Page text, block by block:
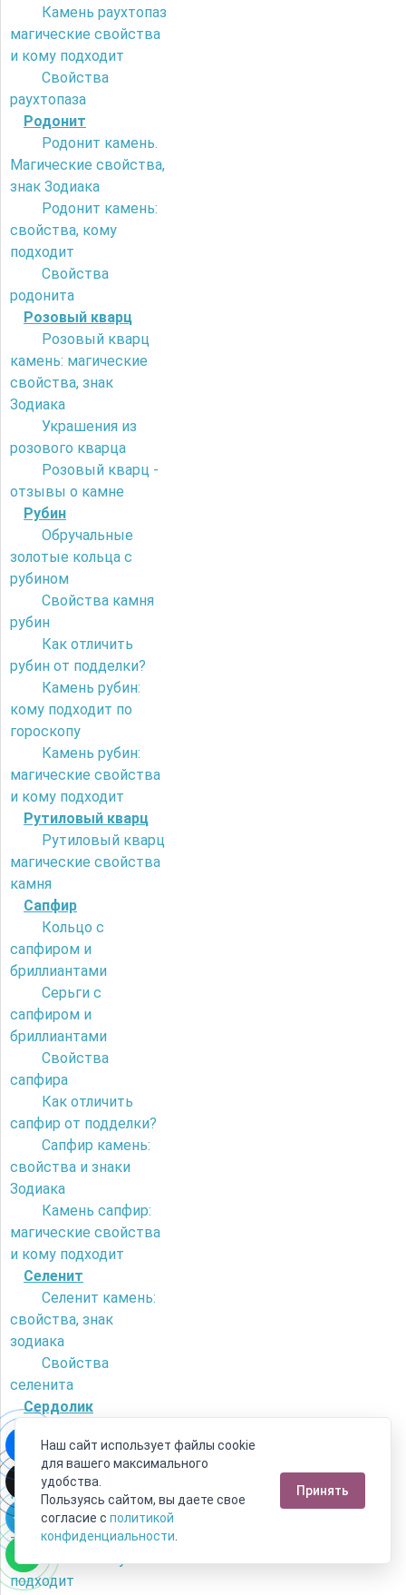
Камень раухтопаз
магические свойства
и кому подходит
Свойства
раухтопаза
Родонит
Родонит камень.
Магические свойства,
знак Зодиака
Родонит камень:
свойства, кому
подходит
Свойства
родонита
Розовый кварц
Розовый кварц
камень: магические
свойства, знак
Зодиака
Украшения из
розового кварца
Розовый кварц -
отзывы о камне
Рубин
Обручальные
золотые кольца с
рубином
Свойства камня
рубин
Как отличить
рубин от подделки?
Камень рубин:
кому подходит по
гороскопу
Камень рубин:
магические свойства
и кому подходит
Рутиловый кварц
Рутиловый кварц
магические свойства
камня
Сапфир
Кольцо с
сапфиром и
бриллиантами
Серьги с
сапфиром и
бриллиантами
Свойства
сапфира
Как отличить
сапфир от подделки?
Сапфир камень:
свойства и знаки
Зодиака
Камень сапфир:
магические свойства
и кому подходит
Селенит
Селенит камень:
свойства, знак
зодиака
Свойства
селенита
Сердолик
сердолик от
искусственного
камня?
Камень сердолик
- его магические
свойства и кому
подходит
Наш сайт использует файлы cookie
для вашего максимального
удобства.
Пользуясь сайтом, вы даете свое
согласие с политикой
конфиденциальности
Принять